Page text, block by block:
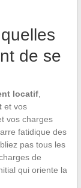
de se
locatif,
et vos
vos charges
fatidique des
pas tous les
de
qui oriente la